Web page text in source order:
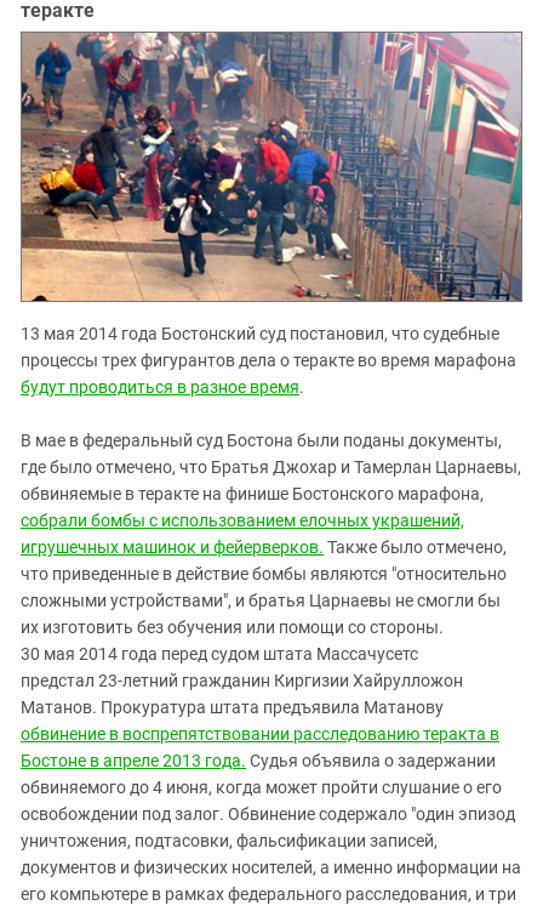
теракте
13 мая 2014 года Бостонский суд постановил, что судебные
процессы трех фигурантов дела о теракте во время марафона
будут проводиться в разное время.
В мае в федеральный суд Бостона были поданы документы,
где было отмечено, что Братья Джохар и Тамерлан Царнаевы,
обвиняемые в теракте на финише Бостонского марафона,
собрали бомбы с использованием елочных украшений,
игрушечных машинок и фейерверков. Также было отмечено,
что приведенные в действие бомбы являются "относительно
сложными устройствами", и братья Царнаевы не смогли бы
их изготовить без обучения или помощи со стороны.
30 мая 2014 года перед судом штата Массачусетс
предстал 23-летний гражданин Киргизии Хайрулложон
Матанов. Прокуратура штата предъявила Матанову
обвинение в воспрепятствовании расследованию теракта в
Бостоне в апреле 2013 года. Судья объявила о задержании
обвиняемого до 4 июня, когда может пройти слушание о его
освобождении под залог. Обвинение содержало "один эпизод
уничтожения, подтасовки, фальсификации записей,
документов и физических носителей, а именно информации на
его компьютере в рамках федерального расследования, и три